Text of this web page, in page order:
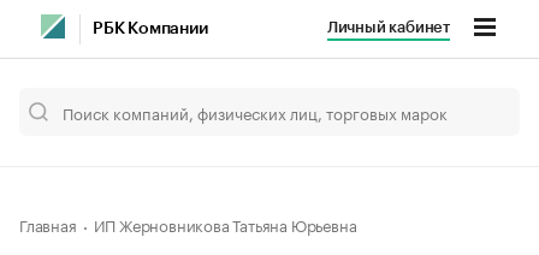
РБК Компании Личный кабинет
Главная ИП Жерновникова Татьяна Юрьевна